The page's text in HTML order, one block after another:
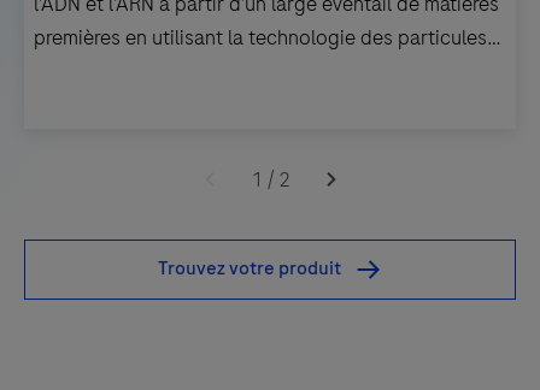
premières en utilisant la technologie des particules
votre
1 / 2
Trouvez votre produit